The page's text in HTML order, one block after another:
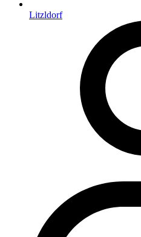
Litzldorf